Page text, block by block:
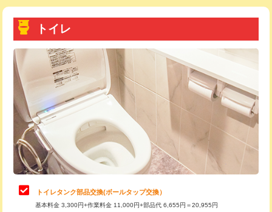
トイレ
トイレタンク部品交換(ボールタップ交換）
基本料金 3,300円+作業料金 11,000円+部品代 6,655円＝20,955円